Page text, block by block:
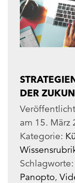
DER
am 15. März
Kategorie:
Schlagworte:
Panopto,